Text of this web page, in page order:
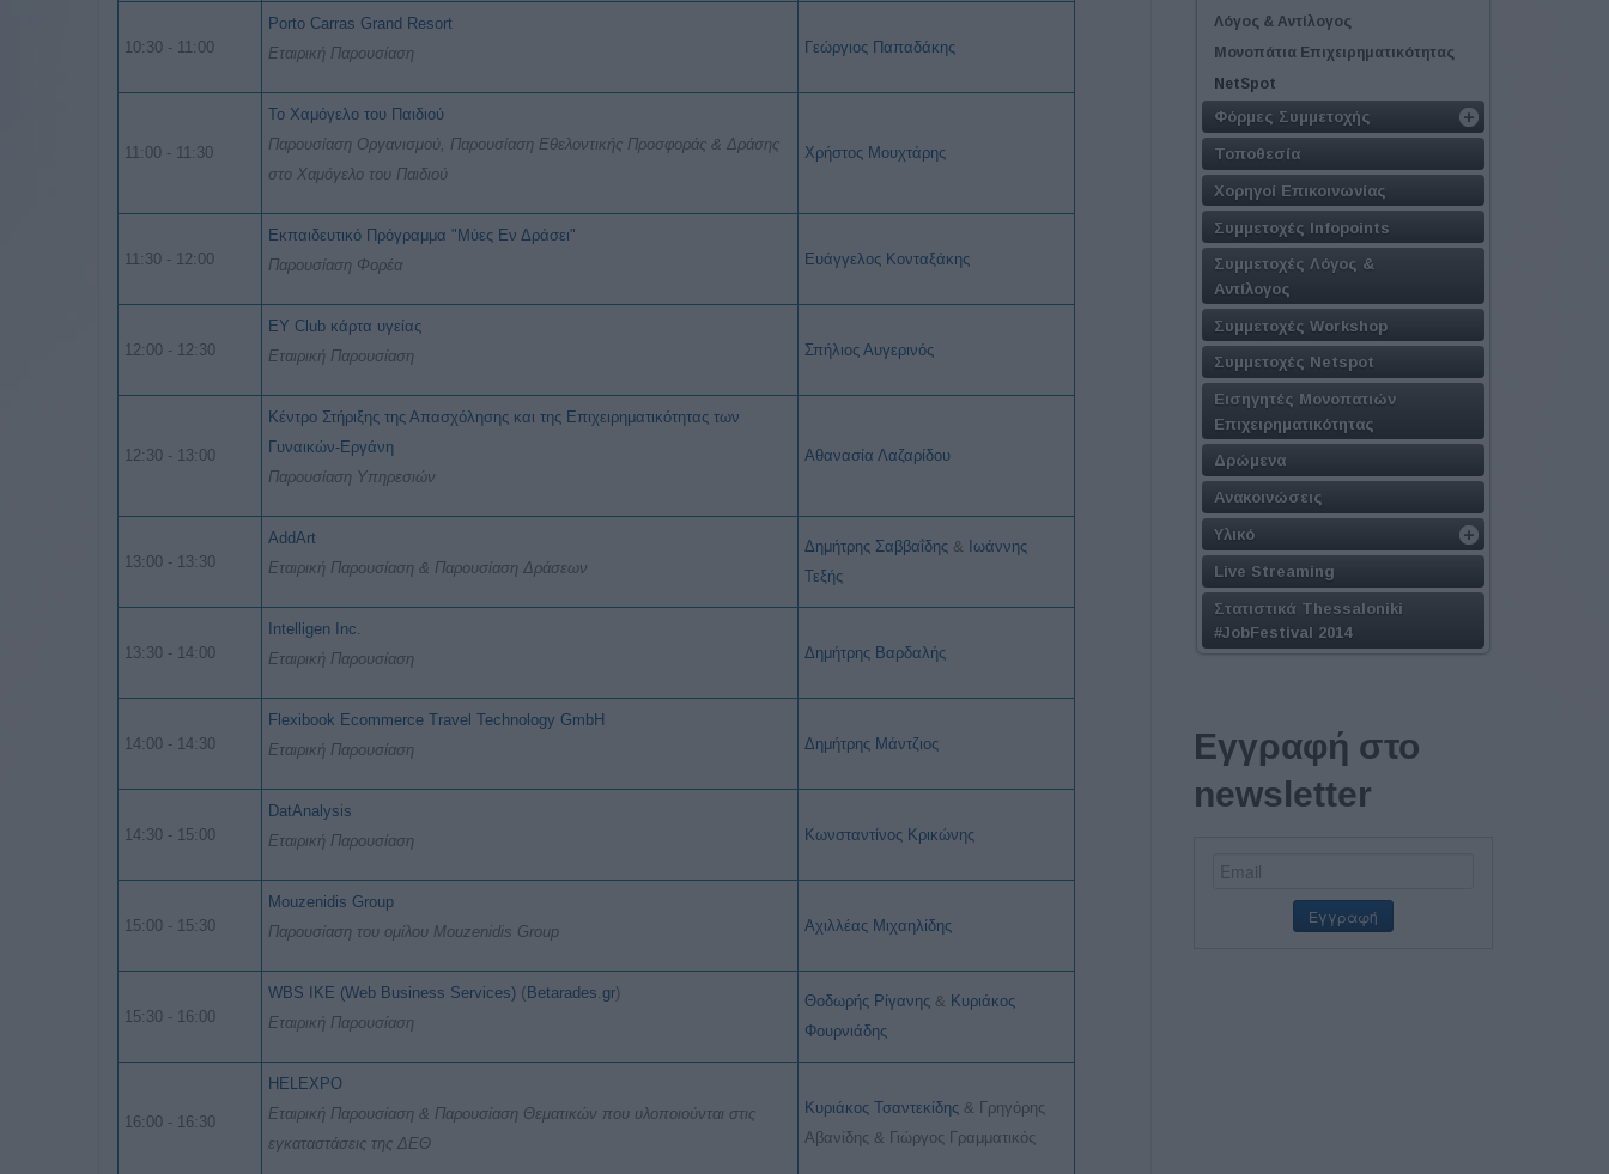
10:30 - 11:00
Porto Carras Grand Resort
Εταιρική Παρουσίαση
Γεώργιος Παπαδάκης
11:00 - 11:30
Το Χαμόγελο του Παιδιού
Παρουσίαση Οργανισμού, Παρουσίαση Εθελοντικής Προσφοράς & Δράσης
στο Χαμόγελο του Παιδιού
Χρήστος Μουχτάρης
11:30 - 12:00
Εκπαιδευτικό Πρόγραμμα "Μύες Εν Δράσει"
Παρουσίαση Φορέα
Ευάγγελος Κονταξάκης
12:00 - 12:30
EY Club κάρτα υγείας
Εταιρική Παρουσίαση
Σπήλιος Αυγερινός
12:30 - 13:00
Κέντρο Στήριξης της Απασχόλησης και της Επιχειρηματικότητας των
Γυναικών-Εργάνη
Παρουσίαση Υπηρεσιών
Αθανασία Λαζαρίδου
13:00 - 13:30
AddArt
Εταιρική Παρουσίαση & Παρουσίαση Δράσεων
Δημήτρης Σαββαΐδης & Ιωάννης
Τεξής
13:30 - 14:00
Intelligen Inc.
Εταιρική Παρουσίαση
Δημήτρης Βαρδαλής
14:00 - 14:30
Flexibook Ecommerce Travel Technology GmbH
Εταιρική Παρουσίαση
Δημήτρης Μάντζιος
14:30 - 15:00
DatAnalysis
Εταιρική Παρουσίαση
Κωνσταντίνος Κρικώνης
15:00 - 15:30
Mouzenidis Group
Παρουσίαση του ομίλου Mouzenidis Group
Αχιλλέας Μιχαηλίδης
15:30 - 16:00
WBS IKE (Web Business Services) ( Betarades.gr)
Εταιρική Παρουσίαση
Θοδωρής Ρίγανης & Κυριάκος
Φουρνιάδης
16:00 - 16:30
HELEXPO
Εταιρική Παρουσίαση & Παρουσίαση Θεματικών που υλοποιούνται στις
εγκαταστάσεις της ΔΕΘ
Κυριάκος Τσαντεκίδης & Γρηγόρης
Αβανίδης & Γιώργος Γραμματικός
Λόγος & Αντίλογος
Μονοπάτια Επιχειρηματικότητας
NetSpot
Φόρμες Συμμετοχής
Τοποθεσία
Χορηγοί Επικοινωνίας
Συμμετοχές Infopoints
Συμμετοχές Λόγος &
Αντίλογος
Συμμετοχές Workshop
Συμμετοχές Netspot
Εισηγητές Μονοπατιών
Επιχειρηματικότητας
Δρώμενα
Ανακοινώσεις
Υλικό
Live Streaming
Στατιστικά Thessaloniki
#JobFestival 2014
Εγγραφή στο
newsletter